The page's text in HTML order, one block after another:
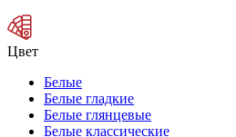
Цвет
Белые
Белые гладкие
Белые глянцевые
Белые классические